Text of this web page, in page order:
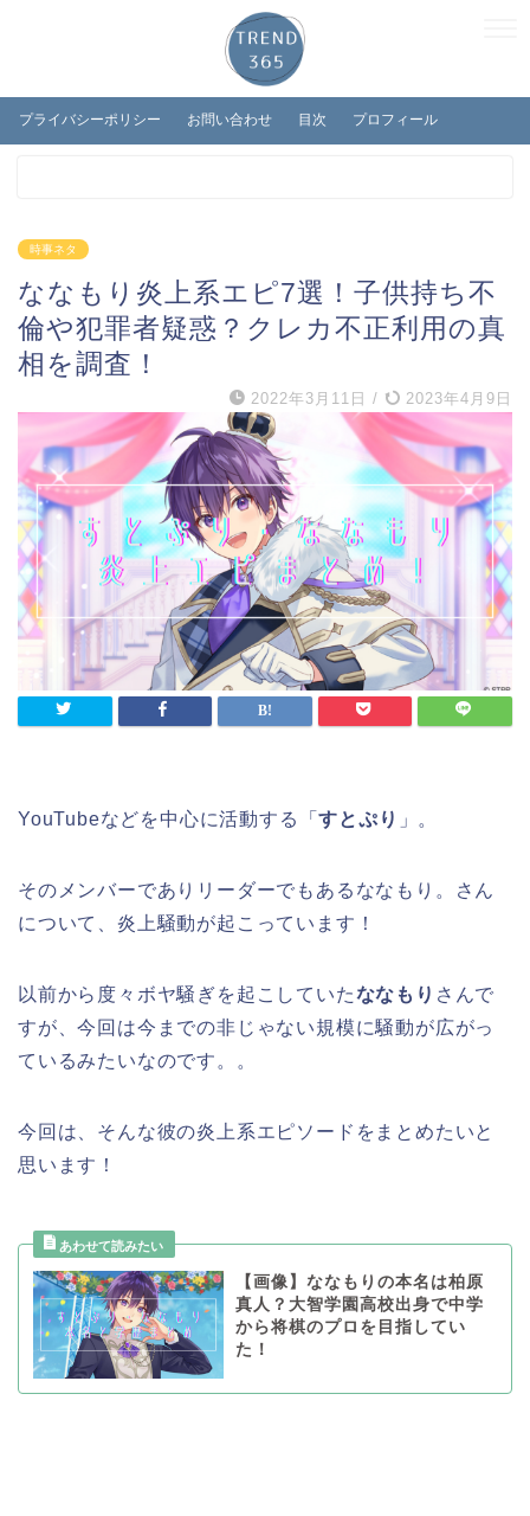
プライバシーポリシー お問い合わせ 目次 プロフィール
時事ネタ
ななもり炎上系エピ7選！子供持ち不
倫や犯罪者疑惑？クレカ不正利用の真
相を調査！
2022年3月11日 / 2023年4月9日
YouTubeなどを中心に活動する「すとぷり 」。
そのメンバーでありリーダーでもあるななもり。さん
について、炎上騒動が起こっています！
以前から度々ボヤ騒ぎを起こしていたななもり さんで
すが、今回は今までの非じゃない規模に騒動が広がっ
ているみたいなのです。。
今回は、そんな彼の炎上系エピソードをまとめたいと
思います！
【画像】ななもりの本名は柏原
真人？大智学園高校出身で中学
から将棋のプロを目指してい
た！